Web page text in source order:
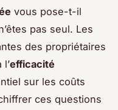
vous pose-t-il
pas seul. Les
des propriétaires
efficacité
sur les coûts
ces questions